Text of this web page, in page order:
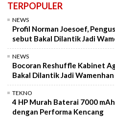
TERPOPULER
NEWS
Profil Norman Joesoef,
sebut Bakal Dilantik Jadi
NEWS
Bocoran Reshuffle Kabinet
Bakal Dilantik Jadi Wamenhan
TEKNO
4 HP Murah Baterai 7000
dengan Performa Kencang